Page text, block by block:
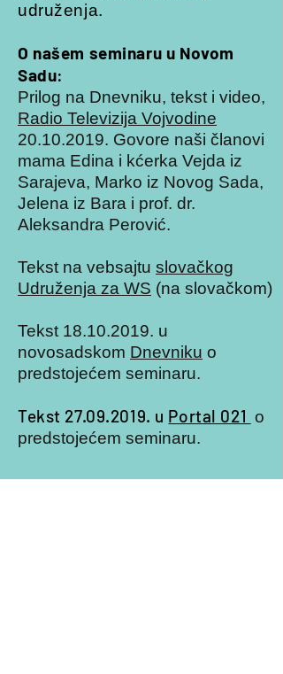
udruženja.
O našem seminaru u Novom
Sadu:
Prilog na Dnevniku, tekst i video,
Radio Televizija Vojvodine
20.10.2019. Govore naši članovi
mama Edina i kćerka Vejda iz
Sarajeva, Marko iz Novog Sada,
Jelena iz Bara i prof. dr.
Aleksandra Perović.
Tekst na vebsajtu slovačkog
Udruženja za WS (na slovačkom)
Tekst 18.10.2019. u
novosadskom Dnevniku o
predstojećem seminaru.
Tekst 27.09.2019. u Portal 021 o
predstojećem seminaru.